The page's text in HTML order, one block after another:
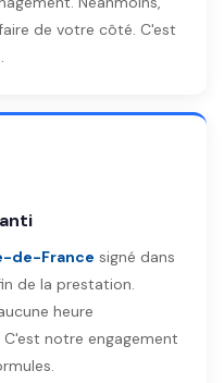
de votre côté. C'est
de-France signé dans
de la prestation.
heure
notre engagement